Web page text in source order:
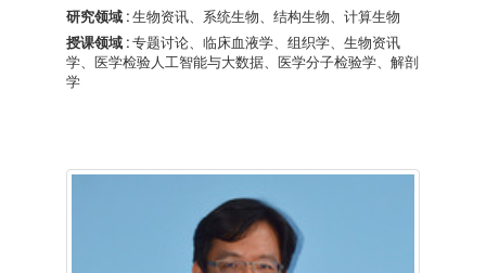
研究领域 : 生物资讯、系统生物、结构生物、计算生物
授课领域 : 专题讨论、临床血液学、组织学、生物资讯
学、医学检验人工智能与大数据、医学分子检验学、解剖
学